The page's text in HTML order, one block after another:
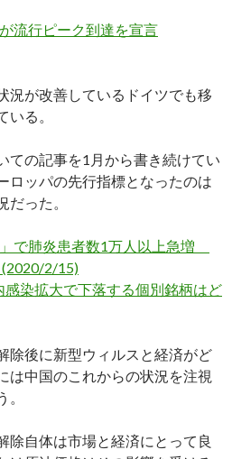
流行ピーク到達を宣言
況が改善しているドイツでも移
る。
ての記事を1月から書き続けてい
ロッパの先行指標となったのは
った。
で肺炎患者数1万人以上急増
(2020/2/15)
感染拡大で下落する個別銘柄はど
除後に新型ウィルスと経済がど
は中国のこれからの状況を注視
除自体は市場と経済にとって良